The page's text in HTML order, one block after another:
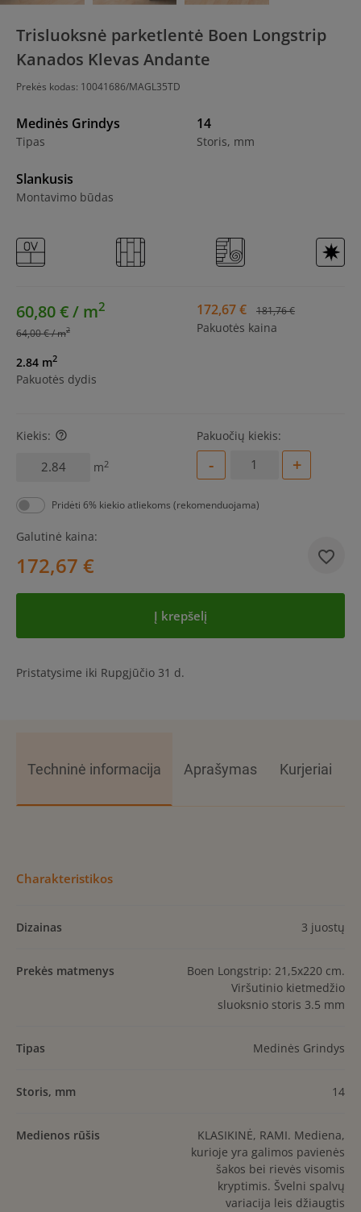
Trisluoksnė parketlentė Boen Longstrip
Kanados Klevas Andante
Prekės kodas: 10041686/MAGL35TD
Medinės Grindys
Tipas
14
Storis, mm
Slankusis
Montavimo būdas
60,80 € / m2
64,00 € / m2
172,67 € 181,76 €
Pakuotės kaina
2.84 m2
Pakuotės dydis
Kiekis: help_outline
m2
Pakuočių kiekis:
- +
Pridėti 6% kiekio atliekoms (rekomenduojama)
Galutinė kaina:
172,67 €
Į krepšelį
Pristatysime iki Rupgjūčio 31 d.
Techninė informacija Aprašymas Kurjeriai
Charakteristikos
Dizainas 3 juostų
Prekės matmenys
Boen Longstrip: 21,5x220 cm.
Viršutinio kietmedžio
sluoksnio storis 3.5 mm
Tipas Medinės Grindys
Storis, mm 14
Medienos rūšis
KLASIKINĖ, RAMI. Mediena,
kurioje yra galimos pavienės
šakos bei rievės visomis
kryptimis. Švelni spalvų
variacija leis džiaugtis